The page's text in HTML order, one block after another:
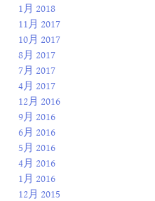
1月 2018
11月 2017
10月 2017
8月 2017
7月 2017
4月 2017
12月 2016
9月 2016
6月 2016
5月 2016
4月 2016
1月 2016
12月 2015